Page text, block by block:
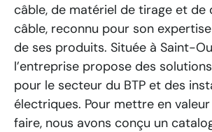
câble, de matériel de tirage et de
câble, reconnu pour son
de ses produits. Située à Saint-
l’entreprise propose des
pour le secteur du BTP et des
électriques. Pour mettre en
faire, nous avons conçu un